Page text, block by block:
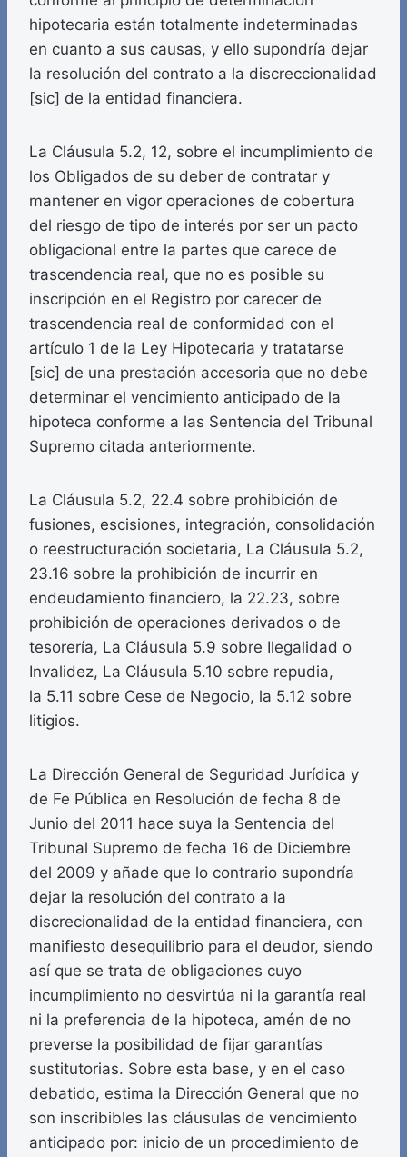
hipotecaria están totalmente indeterminadas
en cuanto a sus causas, y ello supondría dejar
la resolución del contrato a la discreccionalidad
[sic] de la entidad financiera.
La Cláusula 5.2, 12, sobre el incumplimiento de
los Obligados de su deber de contratar y
mantener en vigor operaciones de cobertura
del riesgo de tipo de interés por ser un pacto
obligacional entre la partes que carece de
trascendencia real, que no es posible su
inscripción en el Registro por carecer de
trascendencia real de conformidad con el
artículo 1 de la Ley Hipotecaria y tratatarse
[sic] de una prestación accesoria que no debe
determinar el vencimiento anticipado de la
hipoteca conforme a las Sentencia del Tribunal
Supremo citada anteriormente.
La Cláusula 5.2, 22.4 sobre prohibición de
fusiones, escisiones, integración, consolidación
o reestructuración societaria, La Cláusula 5.2,
23.16 sobre la prohibición de incurrir en
endeudamiento financiero, la 22.23, sobre
prohibición de operaciones derivados o de
tesorería, La Cláusula 5.9 sobre Ilegalidad o
Invalidez, La Cláusula 5.10 sobre repudia,
la 5.11 sobre Cese de Negocio, la 5.12 sobre
litigios.
La Dirección General de Seguridad Jurídica y
de Fe Pública en Resolución de fecha 8 de
Junio del 2011 hace suya la Sentencia del
Tribunal Supremo de fecha 16 de Diciembre
del 2009 y añade que lo contrario supondría
dejar la resolución del contrato a la
discrecionalidad de la entidad financiera, con
manifiesto desequilibrio para el deudor, siendo
así que se trata de obligaciones cuyo
incumplimiento no desvirtúa ni la garantía real
ni la preferencia de la hipoteca, amén de no
preverse la posibilidad de fijar garantías
sustitutorias. Sobre esta base, y en el caso
debatido, estima la Dirección General que no
son inscribibles las cláusulas de vencimiento
anticipado por: inicio de un procedimiento de